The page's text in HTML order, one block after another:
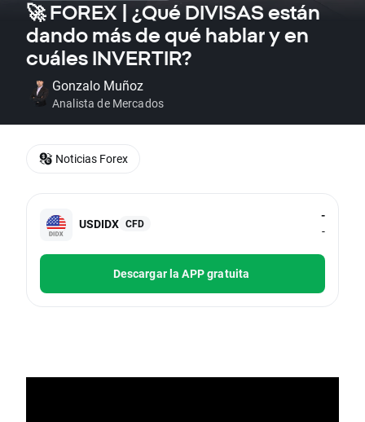
🚀 FOREX | ¿Qué DIVISAS están
dando más de qué hablar y en
cuáles INVERTIR?
Gonzalo Muñoz
Analista de Mercados
USDIDX CFD
-
-
Descargar la APP gratuita
Noticias Forex